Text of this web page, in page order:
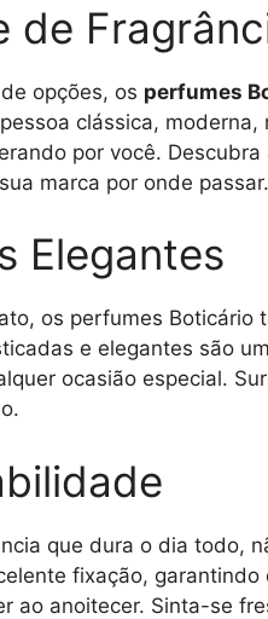
de
opções, os perfumes
clássica,
por você.
marca por onde passar.
Elegantes
os perfumes Boticário
e elegantes são
ocasião especial.
que dura o dia todo,
fixação,
ao anoitecer. Sinta-se